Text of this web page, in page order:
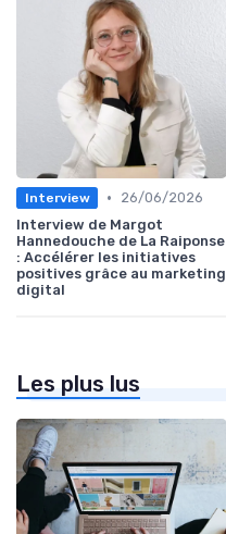
Interview •
26/06/2026
Interview de Margot
Hannedouche de La Raiponse
: Accélérer les initiatives
positives grâce au marketing
digital
Les plus lus